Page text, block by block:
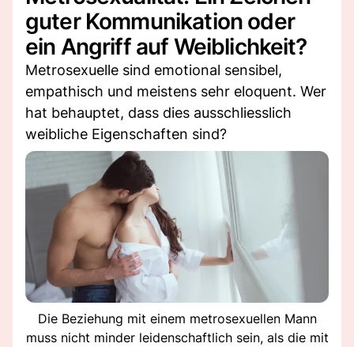
guter Kommunikation oder
ein Angriff auf Weiblichkeit?
Metrosexuelle sind emotional sensibel,
empathisch und meistens sehr eloquent. Wer
hat behauptet, dass dies ausschliesslich
weibliche Eigenschaften sind?
Die Beziehung mit einem metrosexuellen Mann
muss nicht minder leidenschaftlich sein, als die mit